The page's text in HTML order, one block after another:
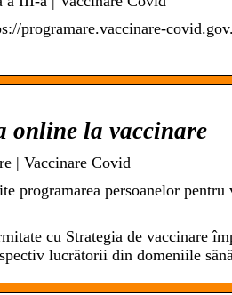
programare.vaccinare-
online la vaccinare
| Vaccinare Covid
programarea persoanelor
cu Strategia de vaccinare
lucrătorii din domeniile